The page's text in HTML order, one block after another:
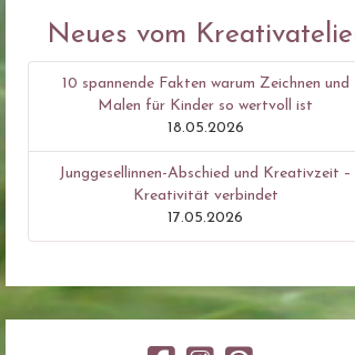
Neues vom
10 spannende Fakten warum Zeichnen und
Malen für Kinder so wertvoll ist
18.05.2026
Junggesellinnen-Abschied und Kreativzeit –
Kreativität verbindet
17.05.2026